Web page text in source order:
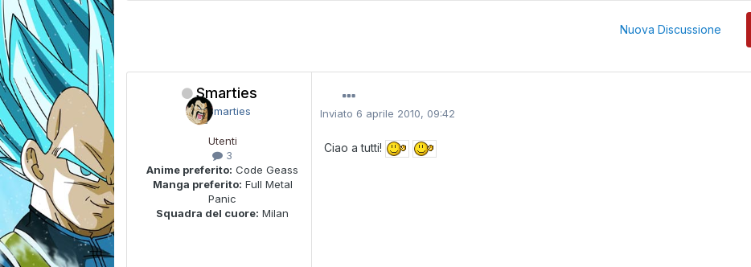
Nuova Discussione
Smarties
Utenti
3
Anime preferito: Code Geass
Manga preferito: Full Metal
Panic
Squadra del cuore: Milan
Inviato 6 aprile 2010, 09:42
Ciao a tutti!